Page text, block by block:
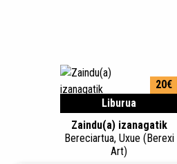
Liburua
20€
Zaindu(a) izanagatik
Bereciartua, Uxue (Berexi
Art)